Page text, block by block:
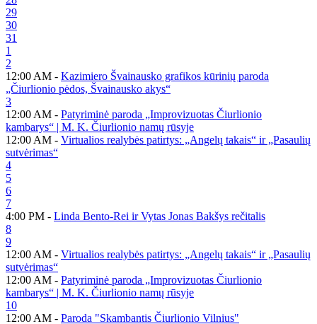
29
30
31
1
2
12:00 AM - Kazimiero Švainausko grafikos kūrinių paroda
„Čiurlionio pėdos, Švainausko akys“
3
12:00 AM - Patyriminė paroda „Improvizuotas Čiurlionio
kambarys“ | M. K. Čiurlionio namų rūsyje
12:00 AM - Virtualios realybės patirtys: „Angelų takais“ ir „Pasaulių
sutvėrimas“
4
5
6
7
4:00 PM - Linda Bento-Rei ir Vytas Jonas Bakšys rečitalis
8
9
12:00 AM - Virtualios realybės patirtys: „Angelų takais“ ir „Pasaulių
sutvėrimas“
12:00 AM - Patyriminė paroda „Improvizuotas Čiurlionio
kambarys“ | M. K. Čiurlionio namų rūsyje
10
12:00 AM - Paroda "Skambantis Čiurlionio Vilnius"